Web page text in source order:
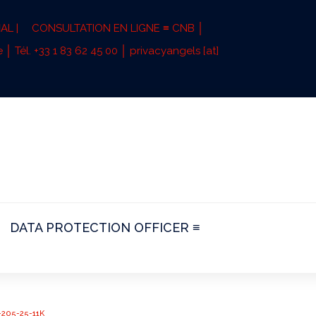
|
CONSULTATION EN LIGNE ≡ CNB │
Tél. +33 1 83 62 45 00 │ privacyangels [at]
DATA PROTECTION OFFICER ≡
25-11K